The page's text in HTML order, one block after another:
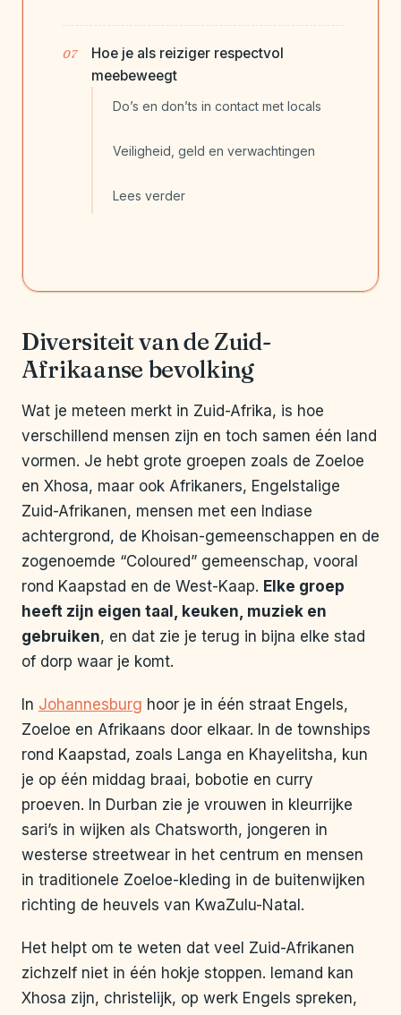
Hoe je als reiziger respectvol
meebeweegt
Do’s en don’ts in contact met locals
Veiligheid, geld en verwachtingen
Lees verder
Diversiteit van de Zuid-
Afrikaanse bevolking
Wat je meteen merkt in Zuid-Afrika, is hoe
verschillend mensen zijn en toch samen één land
vormen. Je hebt grote groepen zoals de Zoeloe
en Xhosa, maar ook Afrikaners, Engelstalige
Zuid-Afrikanen, mensen met een Indiase
achtergrond, de Khoisan-gemeenschappen en de
zogenoemde “Coloured” gemeenschap, vooral
rond Kaapstad en de West-Kaap. Elke groep
heeft zijn eigen taal, keuken, muziek en
gebruiken, en dat zie je terug in bijna elke stad
of dorp waar je komt.
In Johannesburg hoor je in één straat Engels,
Zoeloe en Afrikaans door elkaar. In de townships
rond Kaapstad, zoals Langa en Khayelitsha, kun
je op één middag braai, bobotie en curry
proeven. In Durban zie je vrouwen in kleurrijke
sari’s in wijken als Chatsworth, jongeren in
westerse streetwear in het centrum en mensen
in traditionele Zoeloe-kleding in de buitenwijken
richting de heuvels van KwaZulu-Natal.
Het helpt om te weten dat veel Zuid-Afrikanen
zichzelf niet in één hokje stoppen. Iemand kan
Xhosa zijn, christelijk, op werk Engels spreken,